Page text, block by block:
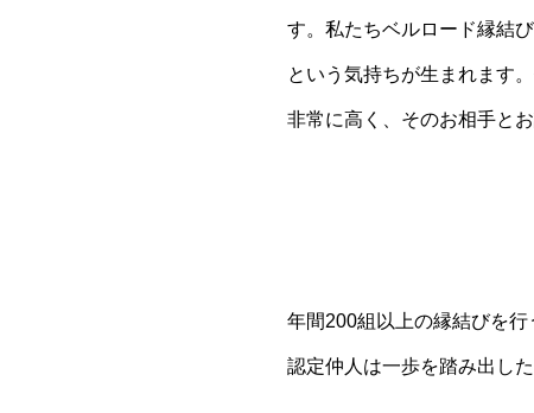
す。私たちベルロード縁結
という気持ちが生まれます
非常に高く、そのお相手と
年間200組以上の縁結びを
認定仲人は一歩を踏み出し